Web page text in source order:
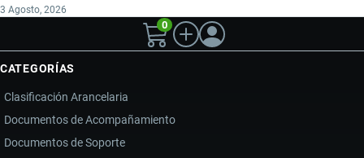
3 Agosto, 2026
0
CATEGORÍAS
Clasificación Arancelaria
Documentos de Acompañamiento
Documentos de Soporte